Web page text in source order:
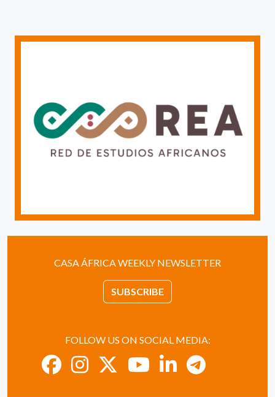
CASA ÁFRICA WEEKLY NEWSLETTER
SUBSCRIBE
FOLLOW US ON SOCIAL MEDIA: